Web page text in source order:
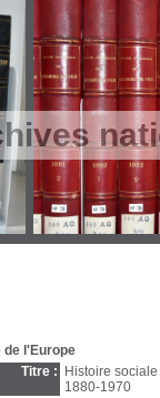
de l'Europe
Titre :
Histoire
1880-1970